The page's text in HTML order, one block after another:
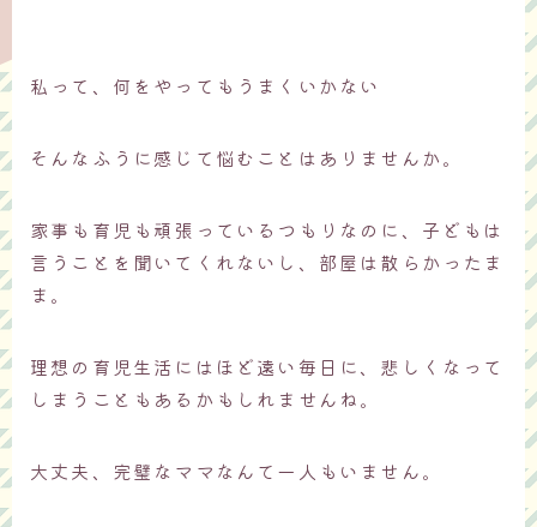
私って、何をやってもうまくいかない
そんなふうに感じて悩むことはありませんか。
家事も育児も頑張っているつもりなのに、子どもは
言うことを聞いてくれないし、部屋は散らかったま
ま。
理想の育児生活にはほど遠い毎日に、悲しくなって
しまうこともあるかもしれませんね。
大丈夫、完璧なママなんて一人もいません。